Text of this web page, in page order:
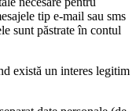
tip e-mail sau sms
sunt păstrate în contul
există un interes legitim